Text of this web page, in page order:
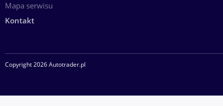
Mapa serwisu
Kontakt
Copyright 2026 Autotrader.pl